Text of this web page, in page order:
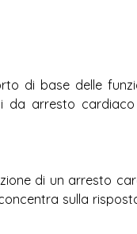
di base delle
da arresto
di un arresto
concentra sulla